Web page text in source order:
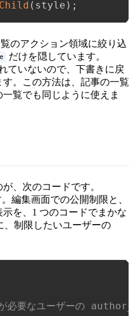
( style ) ;
のアクション領域に絞り込
だけを隠しています。
ていないので、下書きに戻
。この方法は、記事の一覧
覧でも同じように使えま
、次のコードです。
編集画面での公開制限と、
を、1 つのコードでまかな
、制限したいユーザーの
必要なユーザーの